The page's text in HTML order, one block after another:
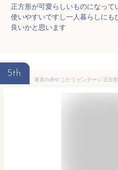
正方形が可愛らしいものになっ
使いやすいですし一人暮らしにも
良いかと思います
5th